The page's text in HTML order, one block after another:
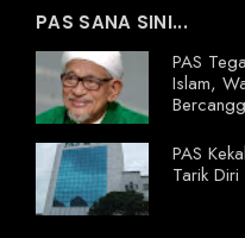
PAS SANA SINI...
PAS
Islam,
PAS
Tarik